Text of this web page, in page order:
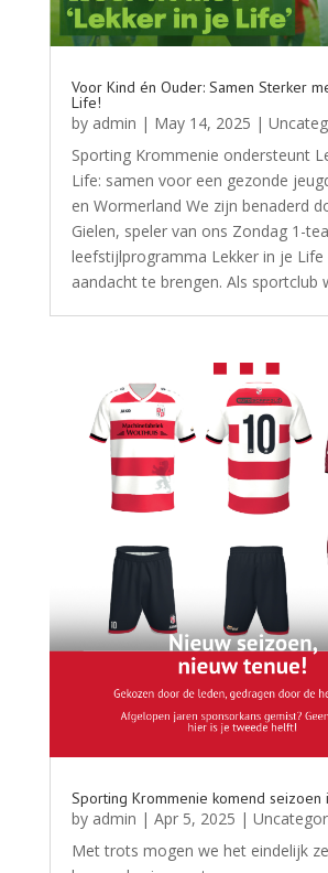
Voor Kind én Ouder: Samen Sterker
Life!
by admin | May 14, 2025 |
Sporting Krommenie ondersteunt
Life: samen voor een gezonde
en Wormerland We zijn benaderd
Gielen, speler van ons Zondag 1-
leefstijlprogramma Lekker in je Life
aandacht te brengen. Als sportclub
Sporting Krommenie komend seizoen
by admin | Apr 5, 2025 |
Met trots mogen we het eindelijk